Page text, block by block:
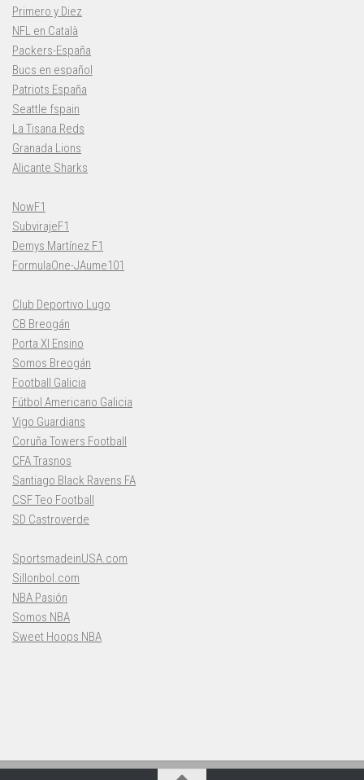
Primero y Diez
NFL en Català
Packers-España
Bucs en español
Patriots España
Seattle fspain
La Tisana Reds
Granada Lions
Alicante Sharks
NowF1
SubvirajeF1
Demys Martínez F1
FormulaOne-JAume101
Club Deportivo Lugo
CB Breogán
Porta XI Ensino
Somos Breogán
Football Galicia
Fútbol Americano Galicia
Vigo Guardians
Coruña Towers Football
CFA Trasnos
Santiago Black Ravens FA
CSF Teo Football
SD Castroverde
SportsmadeinUSA.com
Sillonbol.com
NBA Pasión
Somos NBA
Sweet Hoops NBA